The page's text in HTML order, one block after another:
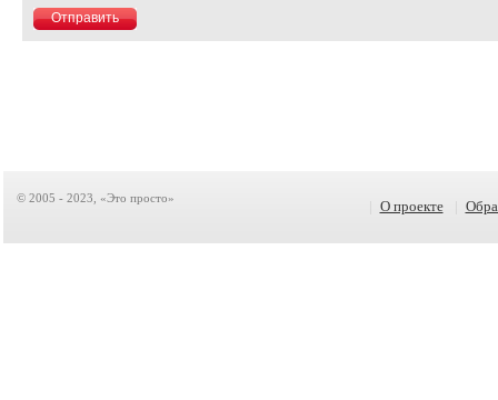
© 2005 - 2023, «Это просто» О проекте